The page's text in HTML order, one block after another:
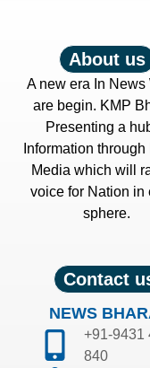
About us
A new era In News
are begin. KMP
Presenting a
Information through
Media which will
voice for Nation in
sphere.
Contact
NEWS
+91-9431
840